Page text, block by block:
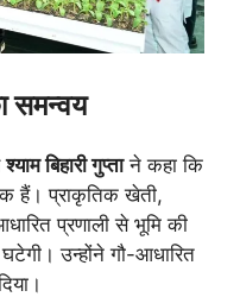
समन्वय
श्याम बिहारी गुप्ताने कहा कि
हैं। प्राकृतिक खेती,
प्रणाली से भूमि की
उन्होंने गौ-आधारित